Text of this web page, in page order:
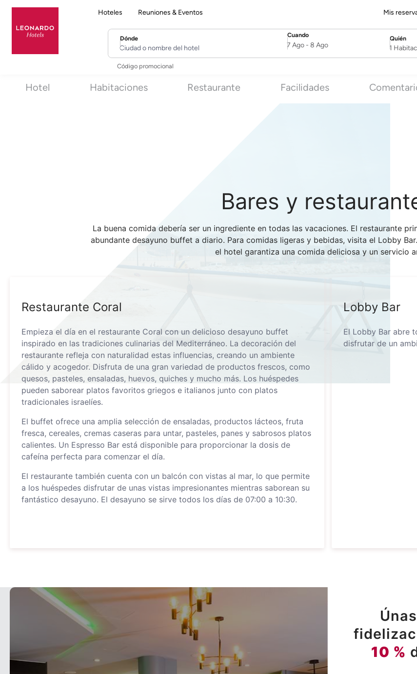
Hoteles Reuniones & Eventos Mis
Dónde
Ciudad o nombre del hotel
Cuando
SelectDate
7 Ago- 8 Ago
Quién
1
Código promocional
Hotel Habitaciones Restaurante Facilidades
Bares y
La buena comida debería ser un ingrediente en todas las vacaciones. El restaurante
abundante desayuno buffet a diario. Para comidas ligeras y bebidas, visita el Lobby
el hotel garantiza una comida deliciosa y un servicio
Restaurante Coral
Empieza el día en el restaurante Coral con un delicioso desayuno buffet
inspirado en las tradiciones culinarias del Mediterráneo. La decoración del
restaurante refleja con naturalidad estas influencias, creando un ambiente
cálido y acogedor. Disfruta de una gran variedad de productos frescos, como
quesos, pasteles, ensaladas, huevos, quiches y mucho más. Los huéspedes
pueden saborear platos favoritos griegos e italianos junto con platos
tradicionales israelíes.
El buffet ofrece una amplia selección de ensaladas, productos lácteos, fruta
fresca, cereales, cremas caseras para untar, pasteles, panes y sabrosos platos
calientes. Un Espresso Bar está disponible para proporcionar la dosis de
cafeína perfecta para comenzar el día.
El restaurante también cuenta con un balcón con vistas al mar, lo que permite
a los huéspedes disfrutar de unas vistas impresionantes mientras saborean su
fantástico desayuno. El desayuno se sirve todos los días de 07:00 a 10:30.
Lobby Bar
El Lobby Bar abre
disfrutar de un
10 %